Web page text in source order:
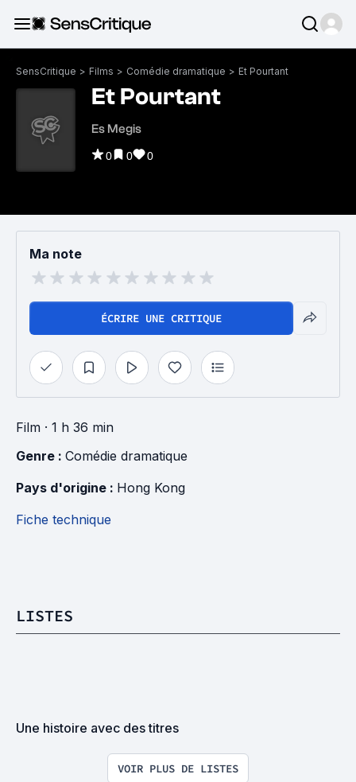
SensCritique > Films > Comédie dramatique > Et Pourtant
Et Pourtant
Es Megis
0 0 0
Ma note
ÉCRIRE UNE CRITIQUE
Film · 1 h 36 min
Genre : Comédie dramatique
Pays d'origine : Hong Kong
Fiche technique
LISTES
Une histoire avec des titres
VOIR PLUS DE LISTES